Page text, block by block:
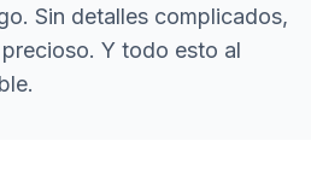
Sin detalles complicados,
Y todo esto al